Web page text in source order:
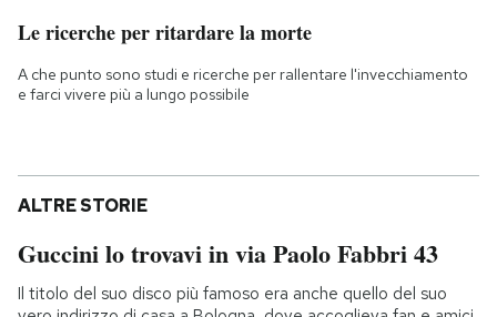
Le ricerche per ritardare la morte
A che punto sono studi e ricerche per rallentare l'invecchiamento
e farci vivere più a lungo possibile
ALTRE STORIE
Guccini lo trovavi in via Paolo Fabbri 43
Il titolo del suo disco più famoso era anche quello del suo